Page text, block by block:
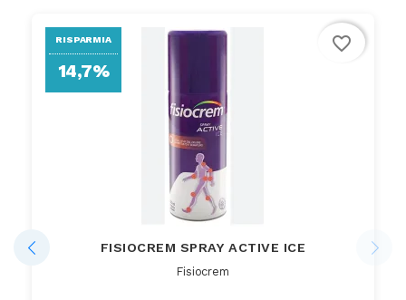
FISIOCREM SPRAY ACTIVE ICE
Fisiocrem
RISPARMIA
14,7%
favorite_border